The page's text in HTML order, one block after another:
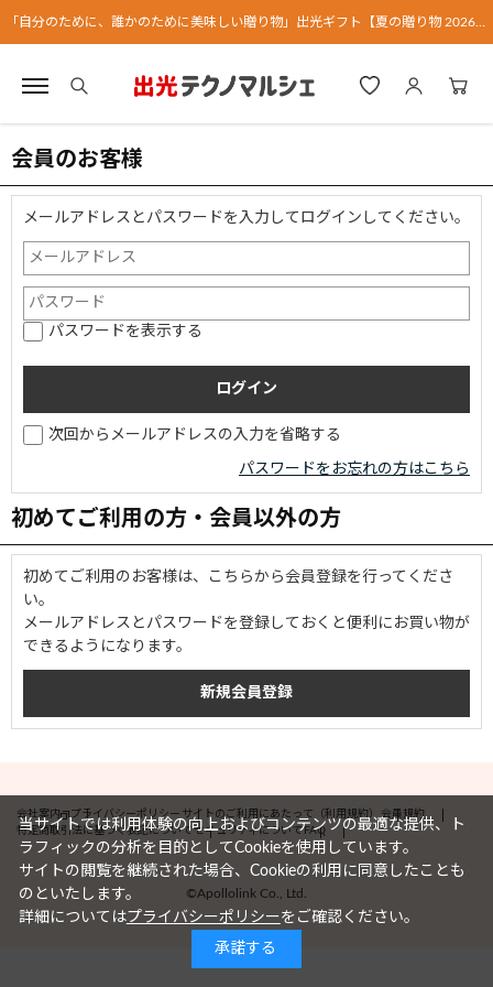
会員のお客様
メールアドレスとパスワードを入力してログインしてください。
パスワードを表示する
次回からメールアドレスの入力を省略する
パスワードをお忘れの方はこちら
初めてご利用の方・会員以外の方
初めてご利用のお客様は、こちらから会員登録を行ってくださ
い。
メールアドレスとパスワードを登録しておくと便利にお買い物が
できるようになります。
会社案内 プライバシーポリシー サイトのご利用にあたって（利用規約） 会員規約
特定商取引法に基づく表記についてセキュリティについてFAQ
©Apollolink Co., Ltd.
当サイトでは利用体験の向上およびコンテンツの最適な提供、ト
ラフィックの分析を目的としてCookieを使用しています。
サイトの閲覧を継続された場合、Cookieの利用に同意したことも
のといたします。
詳細についてはプライバシーポリシーをご確認ください。
承諾する